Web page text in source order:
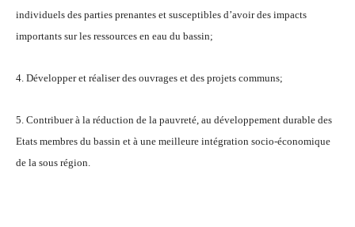
individuels des parties prenantes et susceptibles d’avoir des impacts
importants sur les ressources en eau du bassin;
4. Développer et réaliser des ouvrages et des projets communs;
5. Contribuer à la réduction de la pauvreté, au développement durable des
Etats membres du bassin et à une meilleure intégration socio-économique
de la sous région.